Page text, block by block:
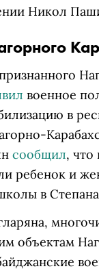
Никол
военное
в
сообщил,
ребенок и
в
объектам